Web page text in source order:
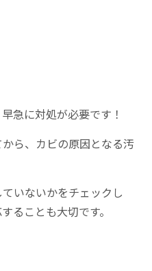
急に対処が必要です！
ら、カビの原因となる汚
いないかをチェックし
ることも大切です。